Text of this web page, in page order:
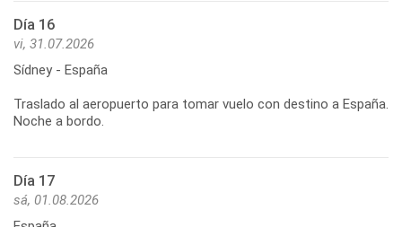
Día 16
vi, 31.07.2026
Sídney - España
Traslado al aeropuerto para tomar vuelo con destino a España.
Día 17
sá, 01.08.2026